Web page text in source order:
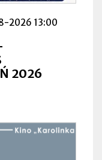
2026 13:00
2026